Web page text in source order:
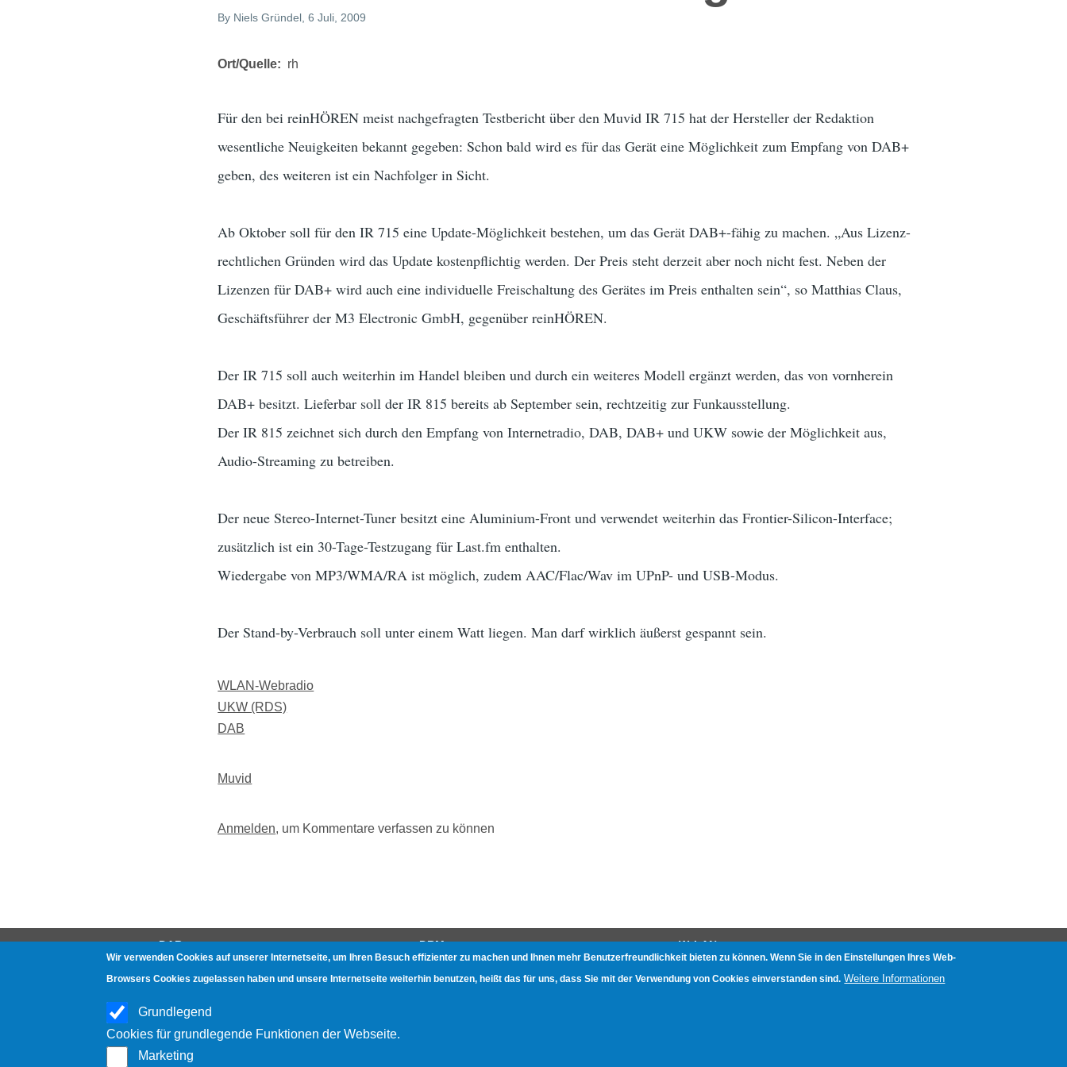
By Niels Gründel , 6 Juli, 2009
Ort/Quelle rh
Für den bei reinHÖREN meist nachgefragten Testbericht über den Muvid IR 715 hat der Hersteller der Redaktion
wesentliche Neuigkeiten bekannt gegeben: Schon bald wird es für das Gerät eine Möglichkeit zum Empfang von DAB+
geben, des weiteren ist ein Nachfolger in Sicht.
Ab Oktober soll für den IR 715 eine Update-Möglichkeit bestehen, um das Gerät DAB+-fähig zu machen. „Aus Lizenz-
rechtlichen Gründen wird das Update kostenpflichtig werden. Der Preis steht derzeit aber noch nicht fest. Neben der
Lizenzen für DAB+ wird auch eine individuelle Freischaltung des Gerätes im Preis enthalten sein“, so Matthias Claus,
Geschäftsführer der M3 Electronic GmbH, gegenüber reinHÖREN.
Der IR 715 soll auch weiterhin im Handel bleiben und durch ein weiteres Modell ergänzt werden, das von vornherein
DAB+ besitzt. Lieferbar soll der IR 815 bereits ab September sein, rechtzeitig zur Funkausstellung.
Der IR 815 zeichnet sich durch den Empfang von Internetradio, DAB, DAB+ und UKW sowie der Möglichkeit aus,
Audio-Streaming zu betreiben.
Der neue Stereo-Internet-Tuner besitzt eine Aluminium-Front und verwendet weiterhin das Frontier-Silicon-Interface;
zusätzlich ist ein 30-Tage-Testzugang für Last.fm enthalten.
Wiedergabe von MP3/WMA/RA ist möglich, zudem AAC/Flac/Wav im UPnP- und USB-Modus.
Der Stand-by-Verbrauch soll unter einem Watt liegen. Man darf wirklich äußerst gespannt sein.
WLAN-Webradio
UKW (RDS)
DAB
Muvid
Anmelden, um Kommentare verfassen zu können
DAB
Hörproben
Medienpolitik
DRM W-LAN
Wir verwenden Cookies auf unserer Internetseite, um Ihren Besuch effizienter zu machen und Ihnen mehr Benutzerfreundlichkeit bieten zu können. Wenn Sie in den Einstellungen Ihres Web-
Browsers Cookies zugelassen haben und unsere Internetseite weiterhin benutzen, heißt das für uns, dass Sie mit der Verwendung von Cookies einverstanden sind. Weitere Informationen
Grundlegend
Cookies für grundlegende Funktionen der Webseite.
Marketing